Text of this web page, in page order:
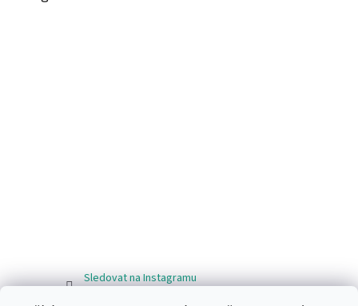
Sledovat na Instagramu